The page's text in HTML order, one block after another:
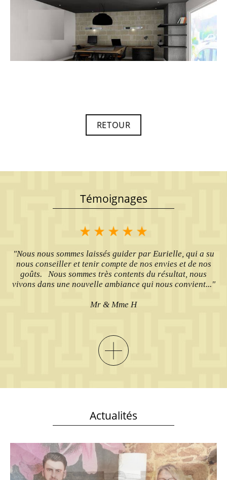
RETOUR
Témoignages
"Nous nous sommes laissés guider par Eurielle, qui a su
nous conseiller et tenir compte de nos envies et de nos
goûts. Nous sommes très contents du résultat, nous
vivons dans une nouvelle ambiance qui nous convient..."
Mr & Mme H
Actualités